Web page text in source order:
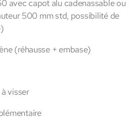
avec capot alu cadenassable ou
500 mm std, possibilité de
(réhausse + embase)
visser